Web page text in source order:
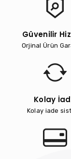
Güvenilir
Orjinal Ürün
Kolay
Kolay iade